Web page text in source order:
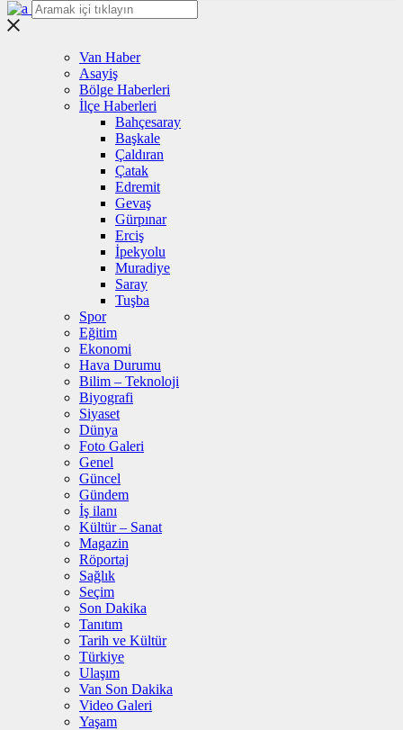
Van Haber
Asayiş
Bölge Haberleri
İlçe Haberleri
Bahçesaray
Başkale
Çaldıran
Çatak
Edremit
Gevaş
Gürpınar
Erciş
İpekyolu
Muradiye
Saray
Tuşba
Spor
Eğitim
Ekonomi
Hava Durumu
Bilim – Teknoloji
Biyografi
Siyaset
Dünya
Foto Galeri
Genel
Güncel
Gündem
İş ilanı
Kültür – Sanat
Magazin
Röportaj
Sağlık
Seçim
Son Dakika
Tanıtım
Tarih ve Kültür
Türkiye
Ulaşım
Van Son Dakika
Video Galeri
Yaşam